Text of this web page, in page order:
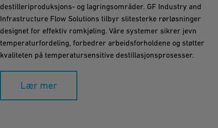
destilleriproduksjons- og lagringsområder. GF Industry and
Infrastructure Flow Solutions tilbyr slitesterke rørløsninger
designet for effektiv romkjøling. Våre systemer sikrer jevn
temperaturfordeling, forbedrer arbeidsforholdene og støtter
kvaliteten på temperatursensitive destillasjonsprosesser.
Lær mer